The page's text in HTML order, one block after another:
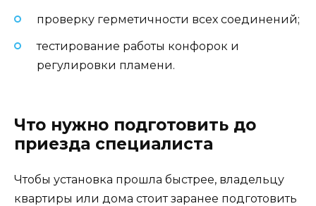
проверку герметичности всех соединений;
тестирование работы конфорок и
регулировки пламени.
Что нужно подготовить до
приезда специалиста
Чтобы установка прошла быстрее, владельцу
квартиры или дома стоит заранее подготовить